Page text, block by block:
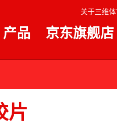
关于三维
产品 京东旗舰店
片